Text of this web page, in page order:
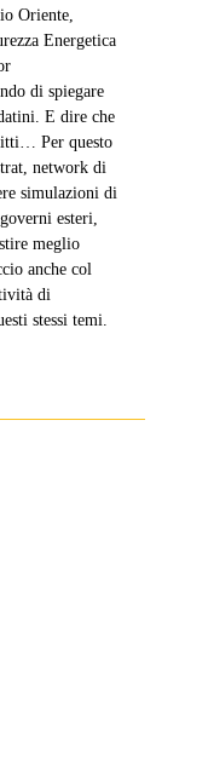
Oriente,
Energetica
di spiegare
E dire che
Per questo
network di
simulazioni di
esteri,
meglio
anche col
di
stessi temi.